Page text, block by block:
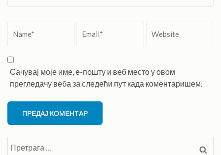
Сачувај моје име, е-пошту и веб место у овом
прегледачу веба за следећи пут када коментаришем.